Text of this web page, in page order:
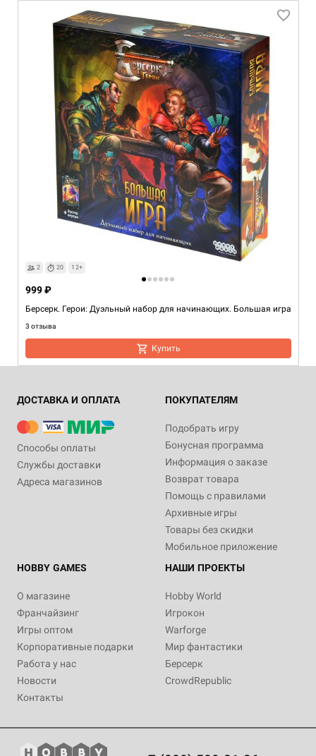
2 20 12+
Берсерк. Герои: Дуэльный набор для начинающих. Большая игра
3 отзыва
999 ₽
Купить
ДОСТАВКА И ОПЛАТА
Способы оплаты
Службы доставки
Адреса магазинов
ПОКУПАТЕЛЯМ
Подобрать игру
Бонусная программа
Информация о заказе
Возврат товара
Помощь с правилами
Архивные игры
Товары без скидки
Мобильное приложение
HOBBY GAMES
О магазине
Франчайзинг
Игры оптом
Корпоративные подарки
Работа у нас
Новости
Контакты
НАШИ ПРОЕКТЫ
Hobby World
Игрокон
Warforge
Мир фантастики
Берсерк
CrowdRepublic